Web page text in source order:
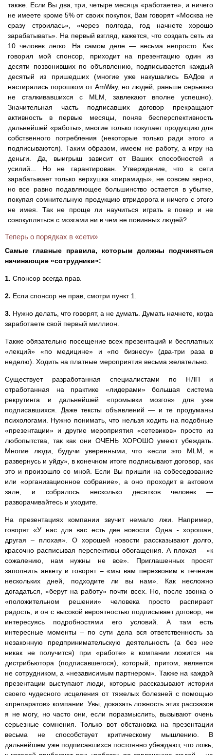
также. Если Вы два, три, четыре месяца «работаете», и ничего
не имеете кроме 5% от своих покупок, Вам говорят «Москва не
сразу строилась», «через полгода, год начнете хорошо
зарабатывать». На первый взгляд, кажется, что создать сеть из
10 человек легко. На самом деле — весьма непросто. Как
говорил мой спонсор, приходит на презентацию один из
десяти позвонивших по объявлению, подписывается каждый
десятый из пришедших (многие уже накушались БАДов и
настирались порошком от AmWay, но людей, раньше серьезно
не сталкивавшихся с MLM, завлекают вполне успешно).
Значительная часть подписавших договор прекращают
активность в первые месяцы, поняв бесперспективность
дальнейшей «работы», многие только покупает продукцию для
собственного потребления (некоторые только ради этого и
подписываются). Таким образом, имеем не работу, а игру на
деньги. Да, выигрыш зависит от Ваших способностей и
усилий... Но не гарантирован. Утверждение, что в сети
зарабатывает только верхушка «пирамиды», не совсем верно,
но все равно подавляющее большинство остается в убытке,
покупая сомнительную продукцию втридорога и ничего с этого
не имея. Так не проще ли научиться играть в покер и не
совокупляться с мозгами ни в чем не повинных людей?
Теперь о порядках в «сети»
Самые главные правила, которым должны подчиняться
начинающие «сотрудники»:
1. Спонсор всегда прав.
2. Если спонсор не прав, смотри пункт 1.
3. Нужно делать, что говорят, а не думать. Думать начнете, когда
заработаете свой первый миллион.
Также обязательно посещение всех презентаций и бесплатных
«лекций» «по медицине» и «по бизнесу» (два-три раза в
неделю). Ходить на платные мероприятия весьма желательно.
Существует разработанная специалистами по НЛП и
отработанная на практике «лидерами» большая система
рекрутинга и дальнейшей «промывки мозгов» для уже
подписавшихся. Даже тексты объявлений — и те продуманы
психологами. Нужно понимать, что нельзя ходить на подобные
«презентации» и другие мероприятия «сетевиков» просто из
любопытства, так как они ОЧЕНЬ ХОРОШО умеют убеждать.
Многие люди, будучи уверенными, что «если это MLM, я
развернусь и уйду», в конечном итоге подписывают договор, как
это и произошло со мной. Если Вы пришли на собеседование
или «организационное собрание», а оно проходит в актовом
зале, и собралось несколько десятков человек —
разворачивайтесь и уходите.
На презентациях компании звучит немало лжи. Например,
говорят «У нас для вас есть две новости. Одна - хорошая,
другая – плохая». О хорошей новости рассказывают долго,
красочно расписывая перспективы обогащения. А плохая – «к
сожалению, нам нужны не все». Приглашенных просят
заполнить анкету и говорят – «мы вам перезвоним в течение
нескольких дней, подходите ли вы нам». Как несложно
догадаться, «берут на работу» почти всех. Но, после звонка о
«положительном решении» человека просто распирает
радость, и он с высокой вероятностью подписывает договор, не
интересуясь подробностями его условий. А там есть
интересные моменты – по сути дела вся ответственность за
незаконную предпринимательскую деятельность (а без нее
никак не получится) при «работе» в компании ложится на
дистрибьютора (подписавшегося), который, притом, является
не сотрудником, а «независимым партнером». Также на каждой
презентации выступают люди, которые рассказывают истории
своего чудесного исцеления от тяжелых болезней с помощью
«препаратов» компании. Увы, доказать ложность этих рассказов
я не могу, но часто они, если поразмыслить, вызывают очень
серьезные сомнения. Только вот обстановка на презентации
весьма не способствует критическому мышлению. В
дальнейшем уже подписавшихся постоянно убеждают, что ложь,